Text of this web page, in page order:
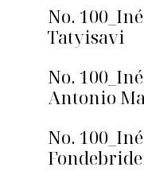
No.
Tatyisavi
No.
Antonio
No.